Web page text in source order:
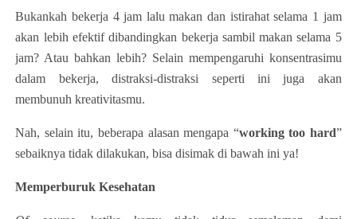
Bukankah bekerja 4 jam lalu makan dan istirahat selama 1 jam
akan lebih efektif dibandingkan bekerja sambil makan selama 5
jam? Atau bahkan lebih? Selain mempengaruhi konsentrasimu
dalam bekerja, distraksi-distraksi seperti ini juga akan
membunuh kreativitasmu.
Nah, selain itu, beberapa alasan mengapa “working too hard”
sebaiknya tidak dilakukan, bisa disimak di bawah ini ya!
Memperburuk Kesehatan